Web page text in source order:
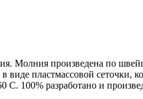
Молния произведена по
пластмассовой сеточки,
C. 100% разработано и